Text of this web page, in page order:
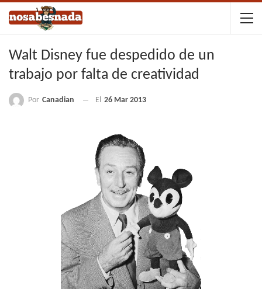
Walt Disney fue despedido de un
trabajo por falta de creatividad
Por Canadian El 26 Mar 2013